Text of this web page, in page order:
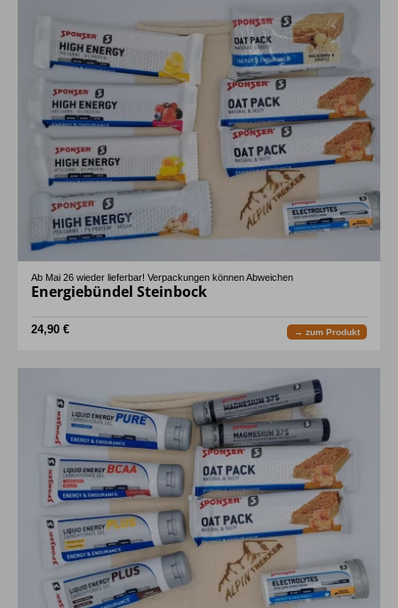
Ab Mai 26 wieder lieferbar! Verpackungen können Abweichen
Energiebündel Steinbock
24,90 € → zum Produkt